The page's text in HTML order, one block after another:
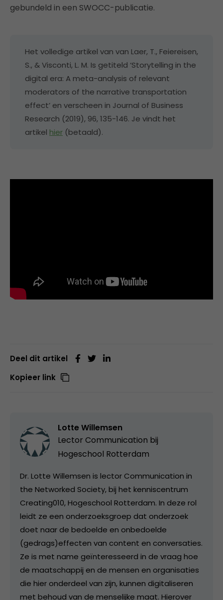
gebundeld in een SWOCC-publicatie.
Het volledige artikel van van Laer, T., Feiereisen,
S., & Visconti, L. M. Is getiteld ‘Storytelling in the
digital era: A meta-analysis of relevant
moderators of the narrative transportation
effect’ en verscheen in Journal of Business
Research (2019), 96, 135-146. Je vindt het
artikel hier (betaald).
Deel dit artikel
Kopieer link
Lotte Willemsen
Lector Communication bij
Hogeschool Rotterdam
Dr. Lotte Willemsen is lector Communication in
the Networked Society, bij het kenniscentrum
Creating010, Hogeschool Rotterdam. In deze rol
leidt ze een onderzoeksgroep dat onderzoek
doet naar de bedoelde en onbedoelde
(gedrags)effecten van content en conversaties.
Ze is met name geïnteresseerd in de vraag hoe
de maatschappij en de mensen en organisaties
die hier onderdeel van zijn, kunnen digitaliseren
met behoud van de menselijke maat. Hierover